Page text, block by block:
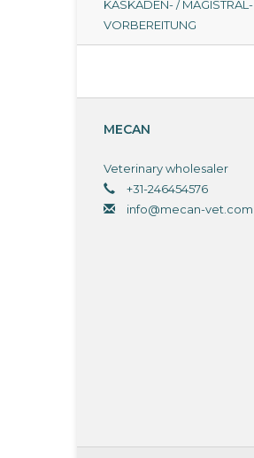
KASKADEN- / MAGISTRAL-
VORBEREITUNG
MECAN
Veterinary wholesaler
+31-246454576
info@mecan-vet.com